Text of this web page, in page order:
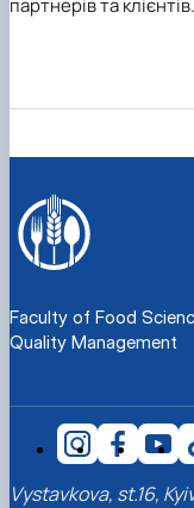
партнерів та клієнтів.
Faculty of Food
Quality Management
Vystavkova, st.16,